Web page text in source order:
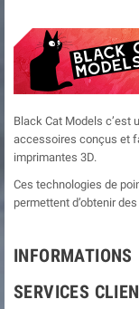
Black Cat Models c’est
accessoires conçus et
imprimantes 3D.
Ces technologies de
permettent d’obtenir
INFORMATIONS
SERVICES